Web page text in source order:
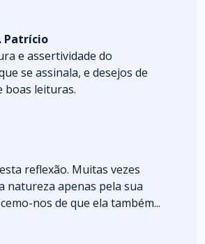
Patrício
e assertividade do
se assinala, e desejos de
boas leituras.
reflexão. Muitas vezes
natureza apenas pela sua
nos de que ela também...